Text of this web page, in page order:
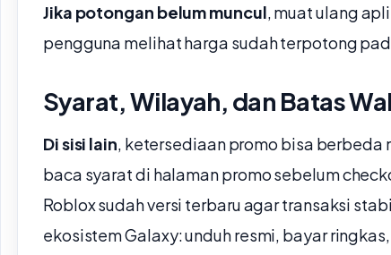
Jika potongan belum muncul, muat ulang
pengguna melihat harga sudah terpotong
Syarat, Wilayah, dan Batas
Di sisi lain, ketersediaan promo bisa berbeda
baca syarat di halaman promo sebelum
Roblox sudah versi terbaru agar transaksi
ekosistem Galaxy: unduh resmi, bayar ringkas,